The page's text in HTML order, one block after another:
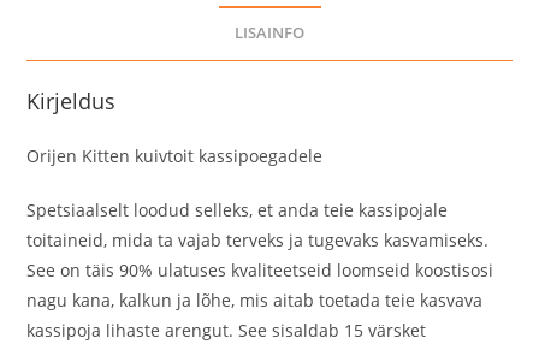
LISAINFO
Kirjeldus
Orijen Kitten kuivtoit kassipoegadele
Spetsiaalselt loodud selleks, et anda teie kassipojale
toitaineid, mida ta vajab terveks ja tugevaks kasvamiseks.
See on täis 90% ulatuses kvaliteetseid loomseid koostisosi
nagu kana, kalkun ja lõhe, mis aitab toetada teie kasvava
kassipoja lihaste arengut. See sisaldab 15 värsket